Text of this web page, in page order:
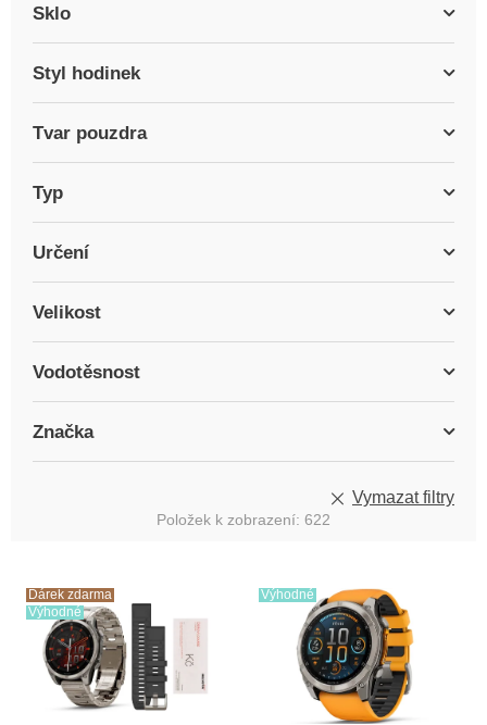
Sklo
Styl hodinek
Tvar pouzdra
Typ
Určení
Velikost
Vodotěsnost
Značka
Vymazat filtry
Položek k zobrazení: 622
Dárek zdarma
Výhodné
Výhodné